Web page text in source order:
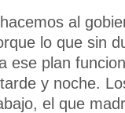
al
lo que sin
ese plan
y noche.
el que